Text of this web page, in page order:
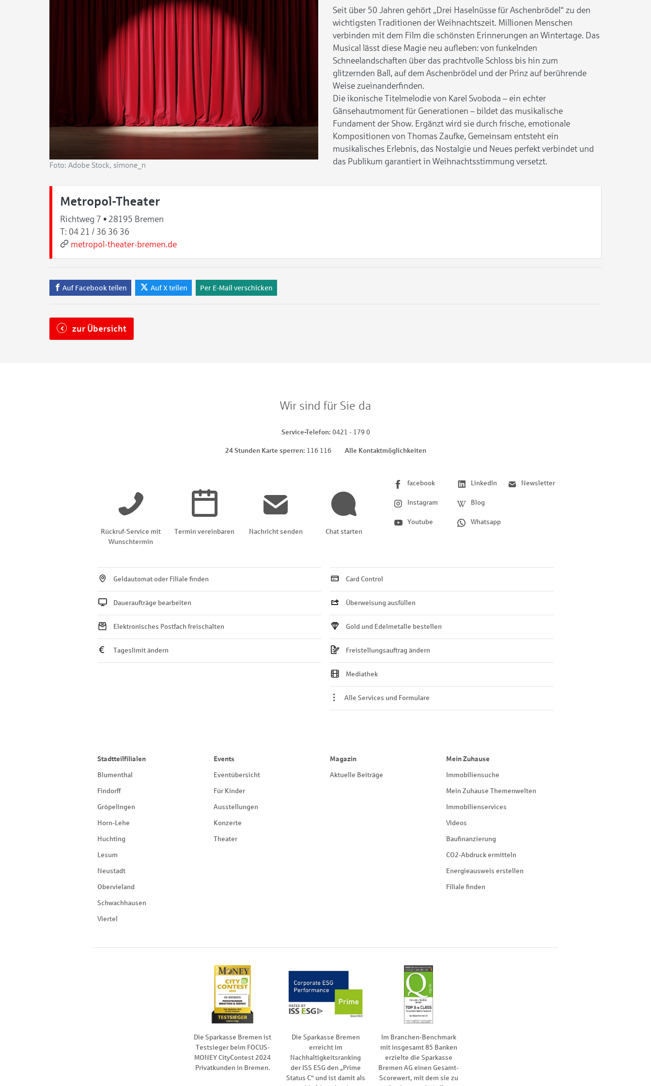
Foto: Adobe Stock, simone_n
Seit über 50 Jahren gehört „Drei Haselnüsse für Aschenbrödel“ zu den
wichtigsten Traditionen der Weihnachtszeit. Millionen Menschen
verbinden mit dem Film die schönsten Erinnerungen an Wintertage. Das
Musical lässt diese Magie neu aufleben: von funkelnden
Schneelandschaften über das prachtvolle Schloss bis hin zum
glitzernden Ball, auf dem Aschenbrödel und der Prinz auf berührende
Weise zueinanderfinden.
Die ikonische Titelmelodie von Karel Svoboda – ein echter
Gänsehautmoment für Generationen – bildet das musikalische
Fundament der Show. Ergänzt wird sie durch frische, emotionale
Kompositionen von Thomas Zaufke, Gemeinsam entsteht ein
musikalisches Erlebnis, das Nostalgie und Neues perfekt verbindet und
das Publikum garantiert in Weihnachtsstimmung versetzt.
Metropol-Theater
Richtweg 7 • 28195 Bremen
T: 04 21 / 36 36 36
metropol-theater-bremen.de
Auf Facebook teilen Auf X teilen Per E-Mail verschicken
zur Übersicht
Wir sind für Sie da
Service-Telefon 0421 - 179 0
24 Stunden Karte sperren 116 116 Alle Kontaktmöglichkeiten
Rückruf-Service mit
Wunschtermin
Termin vereinbaren Nachricht senden Chat starten
facebook
Instagram
Youtube
LinkedIn
Blog
Whatsapp
Newsletter
Geldautomat oder Filiale finden
Daueraufträge bearbeiten
Elektronisches Postfach freischalten
Tageslimit ändern
Card Control
Überweisung ausfüllen
Gold und Edelmetalle bestellen
Freistellungsauftrag ändern
Mediathek
Alle Services und Formulare
Stadtteilfilialen
Blumenthal
Findorff
Gröpelingen
Horn-Lehe
Huchting
Lesum
Neustadt
Obervieland
Schwachhausen
Viertel
Events
Eventübersicht
Für Kinder
Ausstellungen
Konzerte
Theater
Magazin
Aktuelle Beiträge
Mein Zuhause
Immobiliensuche
Mein Zuhause Themenwelten
Immobilienservices
Videos
Baufinanzierung
CO2-Abdruck ermitteln
Energieausweis erstellen
Filiale finden
Die Sparkasse Bremen ist
Testsieger beim FOCUS-
MONEY CityContest 2024
Privatkunden in Bremen.
Die Sparkasse Bremen
erreicht im
Nachhaltigkeitsranking
der ISS ESG den „Prime
Status C“ und ist damit als
Im Branchen-Benchmark
mit insgesamt 85 Banken
erzielte die Sparkasse
Bremen AG einen Gesamt-
Scorewert, mit dem sie zu